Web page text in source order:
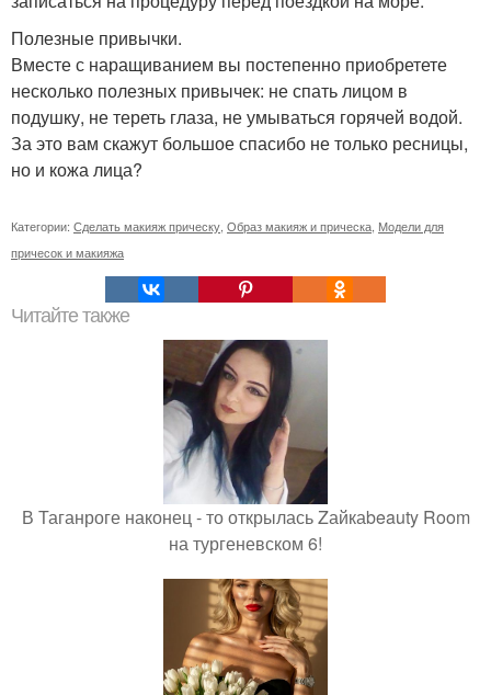
Полезные привычки.
Вместе с наращиванием вы постепенно приобретете
несколько полезных привычек: не спать лицом в
подушку, не тереть глаза, не умываться горячей водой.
За это вам скажут большое спасибо не только ресницы,
но и кожа лица?
Категории: Сделать макияж прическу Образ макияж и прическа Модели для
причесок и макияжа
Читайте также
В Таганроге наконец - то открылась Zайкаbeauty Room
на тургеневском 6!